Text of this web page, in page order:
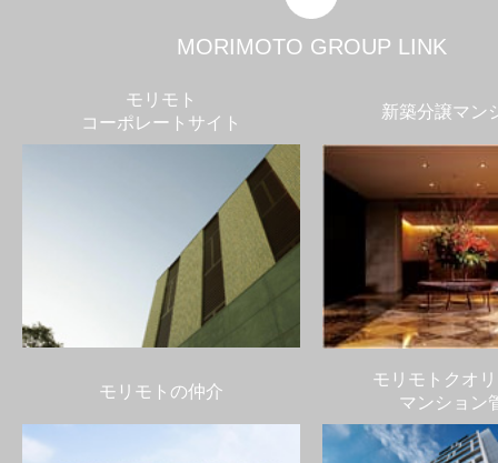
MORIMOTO GROUP LINK
モリモト
コーポレートサイト
新築分譲マン
モリモトの仲介
モリモトクオ
マンション